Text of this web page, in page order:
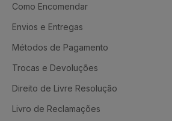
Como Encomendar
Envios e Entregas
Métodos de Pagamento
Trocas e Devoluções
Direito de Livre Resolução
Livro de Reclamações